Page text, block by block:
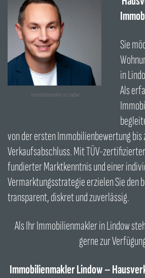
Immobilienmakler in Lindow
Sie
in
Als
von der ersten Immobilienbewertung
Verkaufsabschluss. Mit TÜV-
fundierter Marktkenntnis und einer
Vermarktungsstrategie erzielen Sie den
transparent, diskret und zuverlässig.
Als Ihr Immobilienmakler in Lindow
gerne zur
Immobilienmakler Lindow –